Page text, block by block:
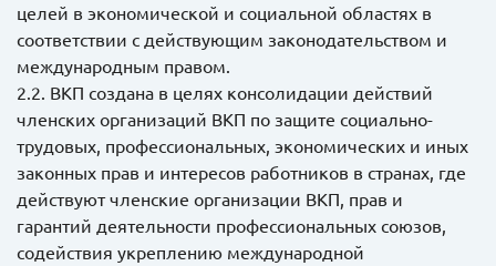
целей в экономической и социальной областях в
соответствии с действующим законодательством и
международным правом.
2.2. ВКП создана в целях консолидации действий
членских организаций ВКП по защите социально-
трудовых, профессиональных, экономических и иных
законных прав и интересов работников в странах, где
действуют членские организации ВКП, прав и
гарантий деятельности профессиональных союзов,
содействия укреплению международной